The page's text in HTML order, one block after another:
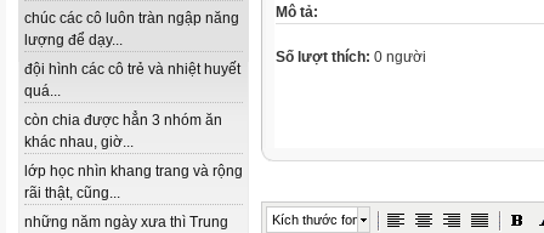
chúc các cô luôn tràn ngập năng
lượng để dạy...
đội hình các cô trẻ và nhiệt huyết
quá...
còn chia được hẳn 3 nhóm ăn
khác nhau, giờ...
lớp học nhìn khang trang và rộng
rãi thật, cũng...
những năm ngày xưa thì Trung
Mô tả:
Số lượt thích: 0 người
Kích thước font